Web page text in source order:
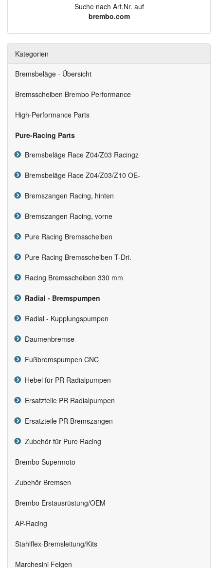
Suche nach Art.Nr. auf
brembo.com
Kategorien
Bremsbeläge - Übersicht
Bremsscheiben Brembo Performance
High-Performance Parts
Pure-Racing Parts
Bremsbeläge Race Z04/Z03 Racingz
Bremsbeläge Race Z04/Z03/Z10 OE-
Bremszangen Racing, hinten
Bremszangen Racing, vorne
Pure Racing Bremsscheiben
Pure Racing Bremsscheiben T-Dri.
Racing Bremsscheiben 330 mm
Radial - Bremspumpen
Radial - Kupplungspumpen
Daumenbremse
Fußbremspumpen CNC
Hebel für PR Radialpumpen
Ersatzteile PR Radialpumpen
Ersatzteile PR Bremszangen
Zubehör für Pure Racing
Brembo Supermoto
Zubehör Bremsen
Brembo Erstausrüstung/OEM
AP-Racing
Stahlflex-Bremsleitung/Kits
Marchesini Felgen